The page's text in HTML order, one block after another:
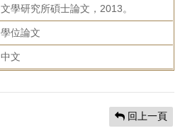
文學研究所碩士論文，2013。
學位論文
中文
回上一頁